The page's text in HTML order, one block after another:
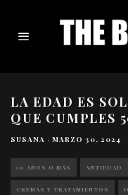
LA EDAD ES
QUE CUMPLES
SUSANA · MARZO 30, 2024
50 AÑOS O MÁS ANTIEDAD
CREMAS Y TRATAMIENTOS